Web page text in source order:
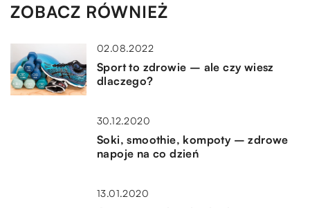
ZOBACZ RÓWNIEŻ
02.08.2022
Sport to zdrowie – ale czy wiesz
dlaczego?
30.12.2020
Soki, smoothie, kompoty – zdrowe
napoje na co dzień
13.01.2020